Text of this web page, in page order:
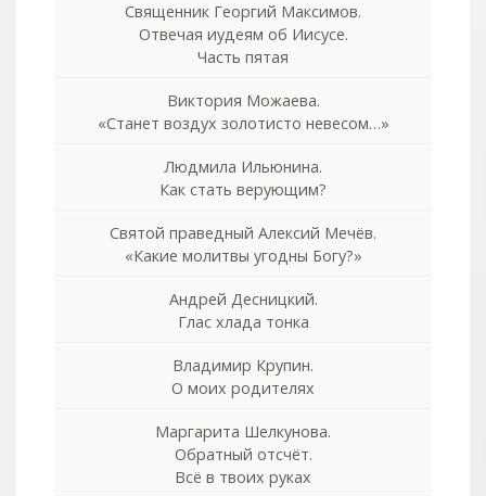
Священник Георгий Максимов.
Отвечая иудеям об Иисусе.
Часть пятая
Виктория Можаева.
«Станет воздух золотисто невесом…»
Людмила Ильюнина.
Как стать верующим?
Святой праведный Алексий Мечёв.
«Какие молитвы угодны Богу?»
Андрей Десницкий.
Глас хлада тонка
Владимир Крупин.
О моих родителях
Маргарита Шелкунова.
Обратный отсчёт.
Всё в твоих руках